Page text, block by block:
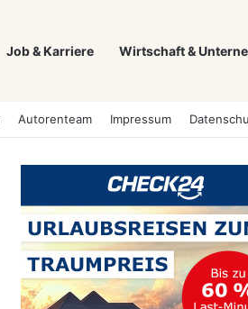
Job & Karriere Wirtschaft &
Autorenteam Impressum